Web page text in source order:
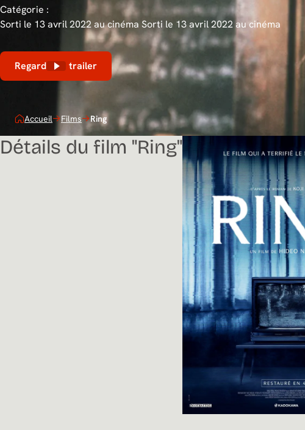
Catégorie :
Sorti le 13 avril 2022 au cinéma Sorti le 13 avril 2022 au cinéma
Regarder le trailer
Accueil Films Ring
Détails du film "Ring"